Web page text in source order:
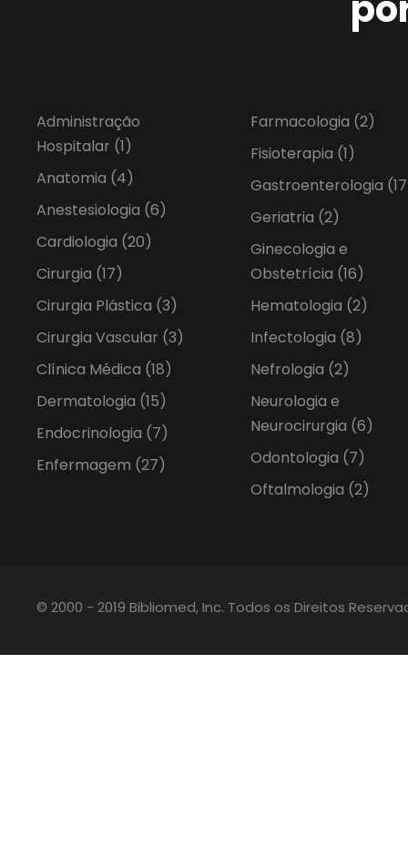
Administração
Hospitalar (1)
Anatomia (4)
Anestesiologia (6)
Cardiologia (20)
Cirurgia (17)
Cirurgia Plástica (3)
Cirurgia Vascular (3)
Clínica Médica (18)
Dermatologia (15)
Endocrinologia (7)
Enfermagem (27)
Farmacologia (2)
Fisioterapia (1)
Gastroenterologia
Geriatria (2)
Ginecologia e
Obstetrícia (16)
Hematologia (2)
Infectologia (8)
Nefrologia (2)
Neurologia e
Neurocirurgia (6)
Odontologia (7)
Oftalmologia (2)
© 2000 - 2019 Bibliomed, Inc. Todos os Direitos